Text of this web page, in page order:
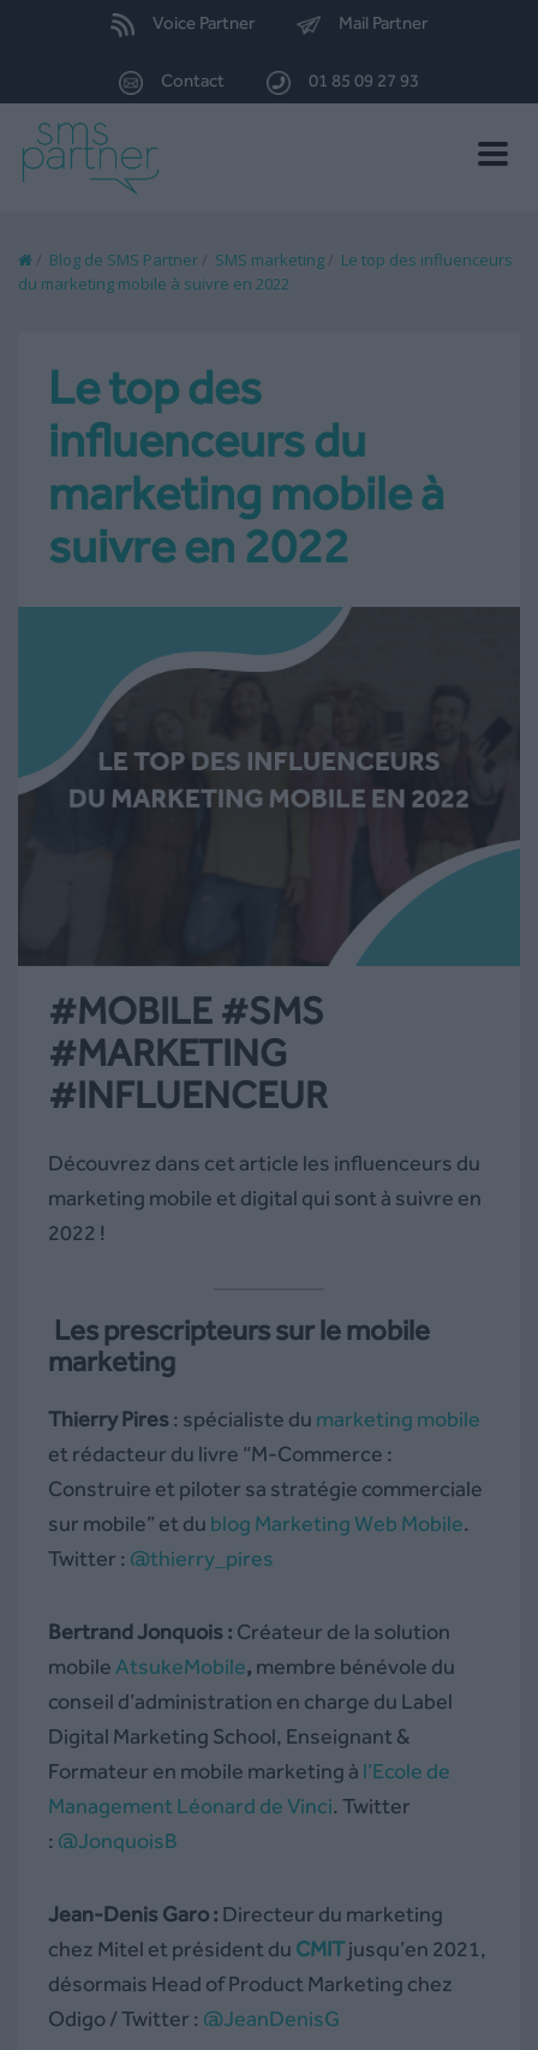
Voice Partner Mail Partner
Contact 01 85 09 27 93
Toggle
/ Blog de SMS Partner / SMS marketing / Le top des influenceurs
du marketing mobile à suivre en 2022
Le top des
influenceurs du
marketing mobile à
suivre en 2022
#MOBILE #SMS
#MARKETING
#INFLUENCEUR
Découvrez dans cet article les influenceurs du
marketing mobile et digital qui sont à suivre en
2022 !
Les prescripteurs sur le mobile
marketing
Thierry Pires: spécialiste du marketing mobile
et rédacteur du livre “M-Commerce :
Construire et piloter sa stratégie commerciale
sur mobile” et du blog Marketing Web Mobile.
Twitter : @thierry_pires
Bertrand Jonquois : Créateur de la solution
mobile AtsukeMobile, membre bénévole du
conseil d’administration en charge du Label
Digital Marketing School, Enseignant &
Formateur en mobile marketing à l’Ecole de
Management Léonard de Vinci. Twitter
: @JonquoisB
Jean-Denis Garo : Directeur du marketing
chez Mitel et président du CMITjusqu’en 2021,
désormais Head of Product Marketing chez
Odigo / Twitter : @JeanDenisG